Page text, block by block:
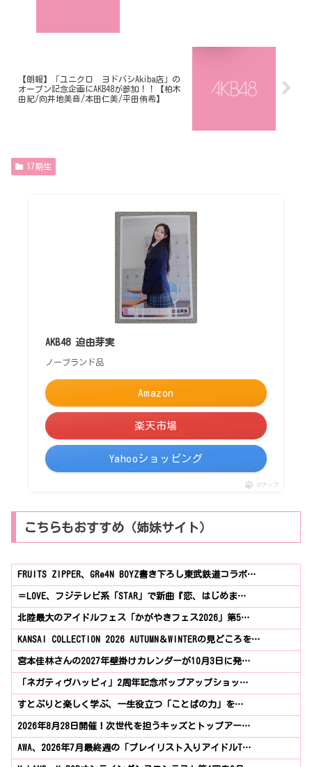
【朗報】「ユニクロ ヨドバシAkiba店」の
オープン記念企画にAKB48が参加！！【柏木
由紀/向井地美音/本田仁美/平田侑希】
17期生
AKB48 迫由芽実
ノーブランド品
Amazon
楽天市場
Yahooショッピング
ポチップ
こちらもおすすめ（姉妹サイト）
FRUITS ZIPPER、GRe4N BOYZ書き下ろし東武鉄道コラボ…
＝LOVE、フジテレビ系「STAR」で新曲『恋、はじめま…
北陸最大のアイドルフェス「かがやきフェス2026」第5…
KANSAI COLLECTION 2026 AUTUMN＆WINTERの見どころを…
宮本佳林さんの2027年壁掛けカレンダーが10月3日に発…
「ネガティヴハッピィ」2周年記念ポップアップショッ…
すとぷりと楽しく学ぶ、一生役立つ「ことばの力」を…
2026年8月28日開催！次世代を担うキッズとトップアー…
AWA、2026年7月最終週の「プレイリスト入りアイドルT…